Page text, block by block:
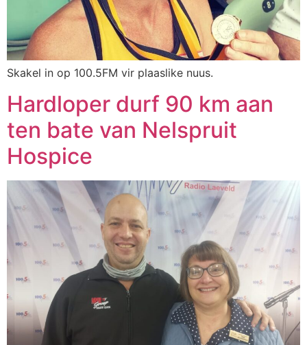
Skakel in op 100.5FM vir plaaslike nuus.
Hardloper durf 90 km aan
ten bate van Nelspruit
Hospice